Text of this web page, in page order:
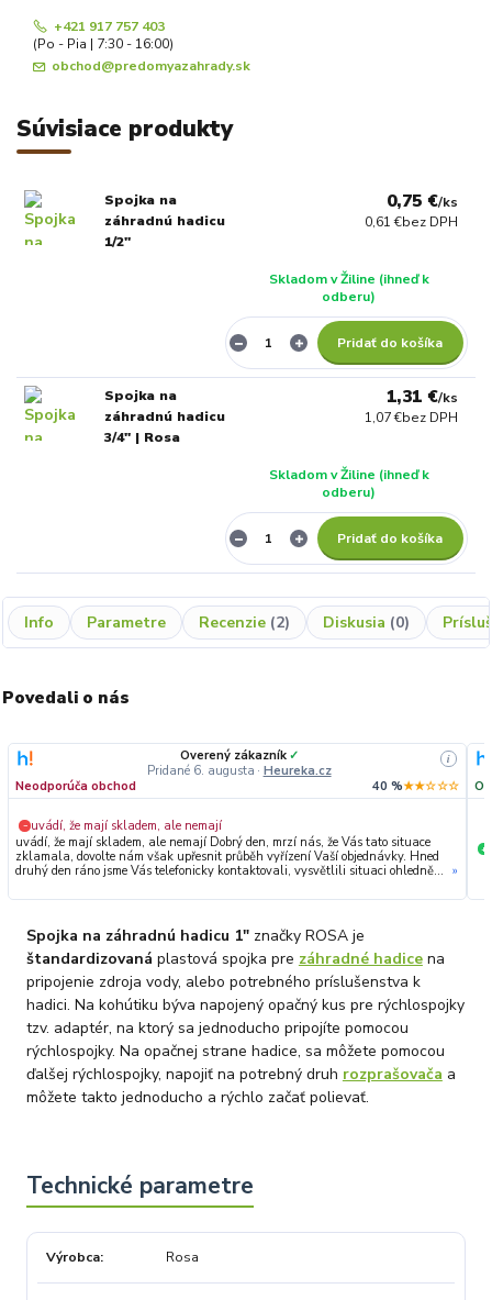
+421 917 757 403
(Po - Pia | 7:30 - 16:00)
obchod@predomyazahrady.sk
Súvisiace produkty
Spojka na
záhradnú hadicu
1/2"
0,75 €/ks
0,61 €bez DPH
Skladom v Žiline (ihneď k
odberu)
Pridať do košíka
Spojka na
záhradnú hadicu
3/4" | Rosa
1,31 €/ks
1,07 €bez DPH
Skladom v Žiline (ihneď k
odberu)
Pridať do košíka
Info Parametre Recenzie 2 Diskusia 0
Povedali o nás
Overený zákazník ✓
Pridané 6. augusta · Heureka.cz
i
Neodporúča obchod 40 %★★☆☆☆
− uvádí, že mají skladem, ale nemají
uvádí, že mají skladem, ale nemají Dobrý den, mrzí nás, že Vás tato situace
zklamala, dovolte nám však upřesnit průběh vyřízení Vaší objednávky. Hned
druhý den ráno jsme Vás telefonicky kontaktovali, vysvětlili situaci ohledně
dodavatele. Jelikož zboží nebylo k dispozici ani u něj, museli jsme objednávku
Zakládáme si na férovém a rychlém jednání. O to více nás mrzí, že i přes naši
okamžitou reakci, osobní telefonát a maximální snahu náš obchod
nedoporučujete. Věříme, že nám v budoucnu dáte příležitost přesvědčit Vás o
kvalitě našich služeb. Tým OZY.market
»
+
Spojka na záhradnú hadicu 1"značky ROSA je
štandardizovaná plastová spojka pre záhradné hadicena
pripojenie zdroja vody, alebo potrebného príslušenstva k
hadici. Na kohútiku býva napojený opačný kus pre rýchlospojky
tzv. adaptér, na ktorý sa jednoducho pripojíte pomocou
rýchlospojky. Na opačnej strane hadice, sa môžete pomocou
ďalšej rýchlospojky, napojiť na potrebný druh rozprašovača a
môžete takto jednoducho a rýchlo začať polievať.
Výrobca Rosa